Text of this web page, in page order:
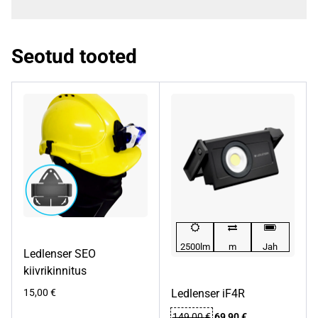
Seotud tooted
Ledlenser SEO
kiivrikinnitus
15,00 €
2500lm m Jah
Ledlenser iF4R
Algne
Praegune